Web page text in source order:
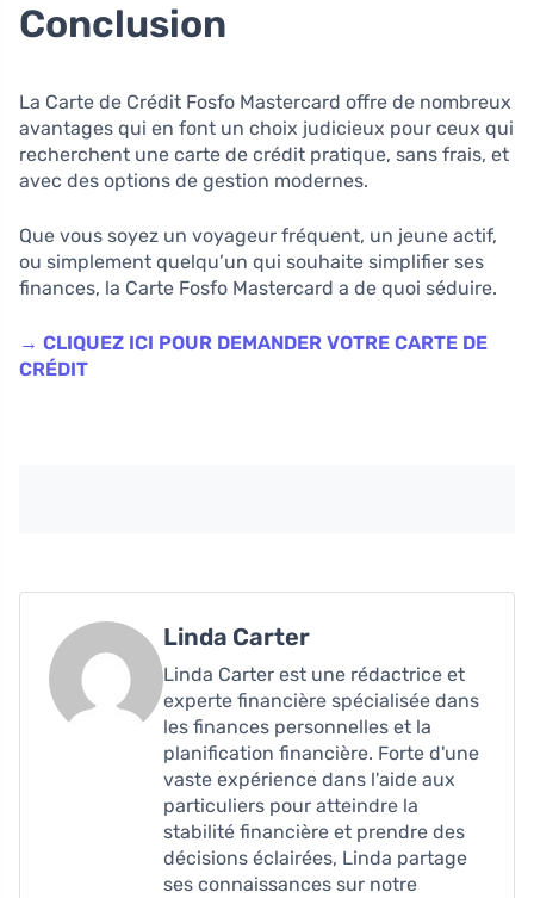
Conclusion
La Carte de Crédit Fosfo Mastercard offre de nombreux
avantages qui en font un choix judicieux pour ceux qui
recherchent une carte de crédit pratique, sans frais, et
avec des options de gestion modernes.
Que vous soyez un voyageur fréquent, un jeune actif,
ou simplement quelqu’un qui souhaite simplifier ses
finances, la Carte Fosfo Mastercard a de quoi séduire.
→ CLIQUEZ ICI POUR DEMANDER VOTRE CARTE DE
CRÉDIT
Linda Carter
Linda Carter est une rédactrice et
experte financière spécialisée dans
les finances personnelles et la
planification financière. Forte d'une
vaste expérience dans l'aide aux
particuliers pour atteindre la
stabilité financière et prendre des
décisions éclairées, Linda partage
ses connaissances sur notre